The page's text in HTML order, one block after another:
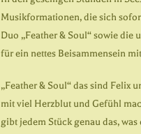
Musikformationen, die sich
Duo „Feather & Soul“ sowie
für ein nettes Beisammensein
„Feather & Soul“ das sind Felix
mit viel Herzblut und Gefühl
gibt jedem Stück genau das,